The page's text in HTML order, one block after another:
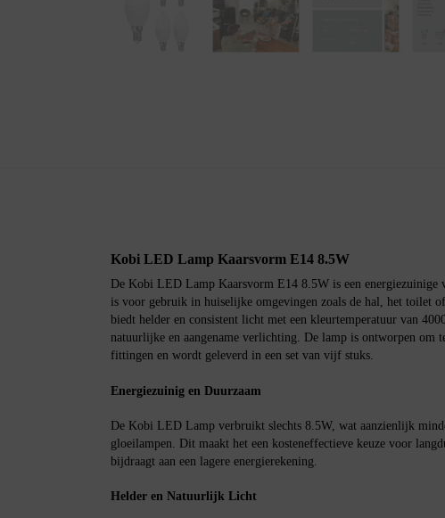
Kobi LED Lamp Kaarsvorm E14 8.5W
De Kobi LED Lamp Kaarsvorm E14 8.5W is een energiezuinige
is voor gebruik in huiselijke omgevingen zoals de hal, het toilet
biedt helder en consistent licht met een kleurtemperatuur van
natuurlijke en aangename verlichting. De lamp is ontworpen om
fittingen en wordt geleverd in een set van vijf stuks.
Energiezuinig en Duurzaam
De Kobi LED Lamp verbruikt slechts 8.5W, wat aanzienlijk
gloeilampen. Dit maakt het een kosteneffectieve keuze voor
bijdraagt aan een lagere energierekening.
Helder en Natuurlijk Licht